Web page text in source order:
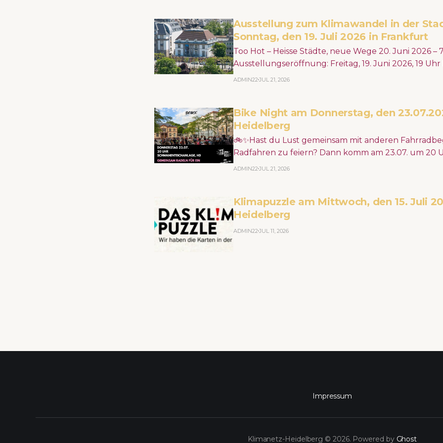
Ausstellung zum Klimawandel in der
Sonntag, den 19. Juli 2026 in Frankfurt
Too Hot – Heisse Städte, neue Wege 20. Juni 2026 – 7. Februar 2027
Ausstellungseröffnung: Freitag, 19. Juni 2026, 19
Architekturmuseum (DAM) >> Erdgeschoss Städte werden durch
dringend urbane Räume neu gedacht und
ADMIN22 JUL 21, 2026
Bike Night am Donnerstag, den
Heidelberg
🚲✨Hast du Lust gemeinsam mit anderen
Radfahren zu feiern? Dann komm am 23.07. um 20
Schwanenteichanlage, dreh mit uns eine Runde
deux
ADMIN22 JUL 21, 2026
Klimapuzzle am Mittwoch, den 15. Juli
Heidelberg
ADMIN22 JUL 11, 2026
Impressum
Klimanetz-Heidelberg © 2026. Powered by Ghost